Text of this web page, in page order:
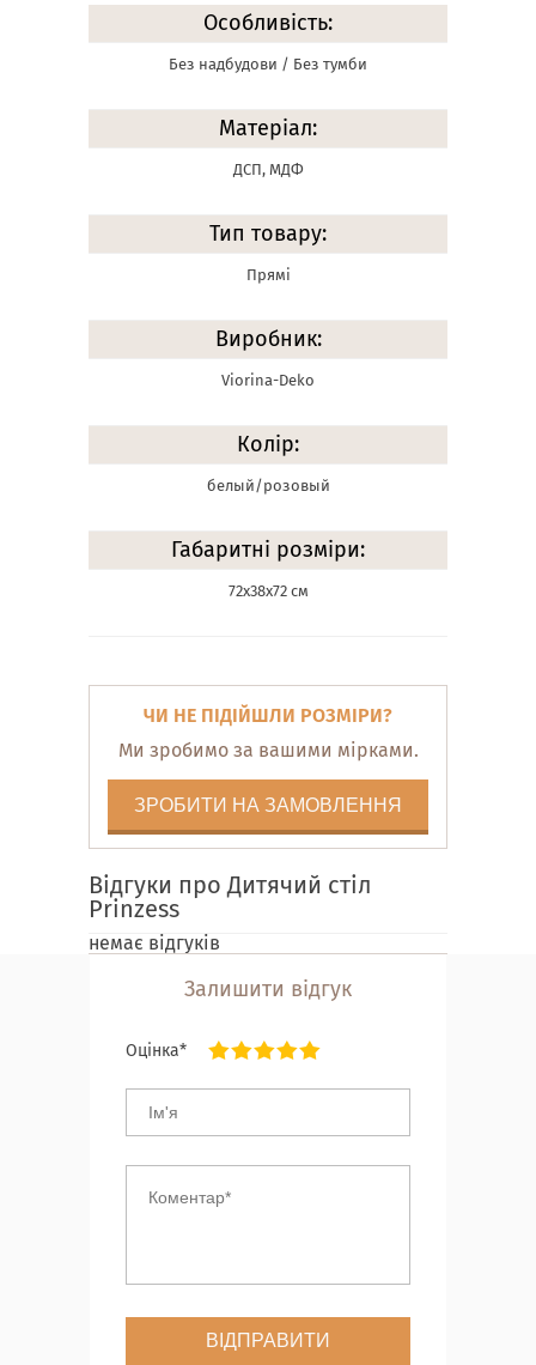
Особливість:
Без надбудови / Без тумби
Матеріал:
ДСП, МДФ
Тип товару:
Прямі
Виробник:
Viorina-Deko
Колір:
белый/розовый
Габаритні розміри:
72х38х72 см
ЧИ НЕ ПІДІЙШЛИ РОЗМІРИ?
Ми зробимо за вашими мірками.
ЗРОБИТИ НА ЗАМОВЛЕННЯ
Відгуки про Дитячий стіл
Prinzess
немає відгуків
Залишити відгук
Оцінка*